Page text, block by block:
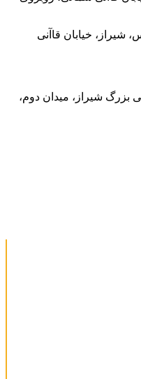
شیراز، خیابان قاآنی
شیراز، میدان دوم،